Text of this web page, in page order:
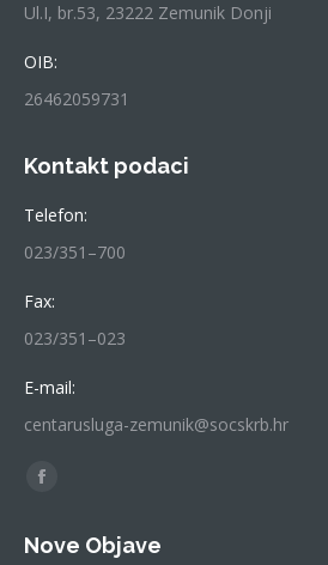
Ul.I, br.53, 23222 Zemunik Donji
OIB:
26462059731
Kontakt podaci
Telefon:
023/351–700
Fax:
023/351–023
E-mail:
centarusluga-zemunik@socskrb.hr
Find us on:
Facebook
opens
Nove Objave